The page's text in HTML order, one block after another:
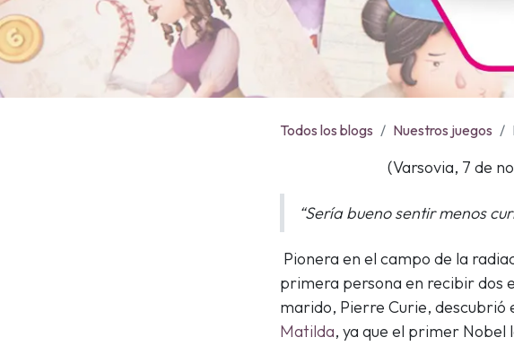
Todos los blogs Nuestros juegos
(Varsovia, 7 de
“Sería bueno sentir menos
Pionera en el campo de la
primera persona en recibir dos
marido, Pierre Curie, descubrió
Matilda, ya que el primer Nobel